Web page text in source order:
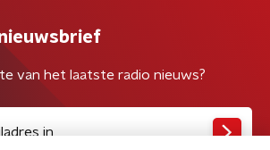
nieuwsbrief
van het laatste radio nieuws?